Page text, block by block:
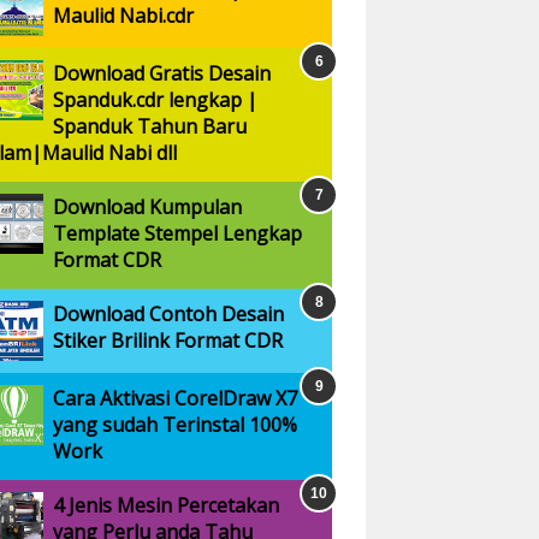
Maulid Nabi.cdr
Download Gratis Desain
Spanduk.cdr lengkap |
Spanduk Tahun Baru
Nabi dll
Download Kumpulan
Template Stempel Lengkap
Format CDR
Download Contoh Desain
Stiker Brilink Format CDR
Cara Aktivasi CorelDraw X7
yang sudah Terinstal 100%
Work
4 Jenis Mesin Percetakan
yang Perlu anda Tahu